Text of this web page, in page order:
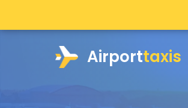
Airporttaxis